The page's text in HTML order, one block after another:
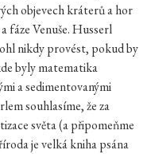
objevech kráterů a hor
fáze Venuše. Husserl
nikdy provést, pokud by
byly matematika
a sedimentovanými
souhlasíme, že za
světa (a připomeňme
je velká kniha psána